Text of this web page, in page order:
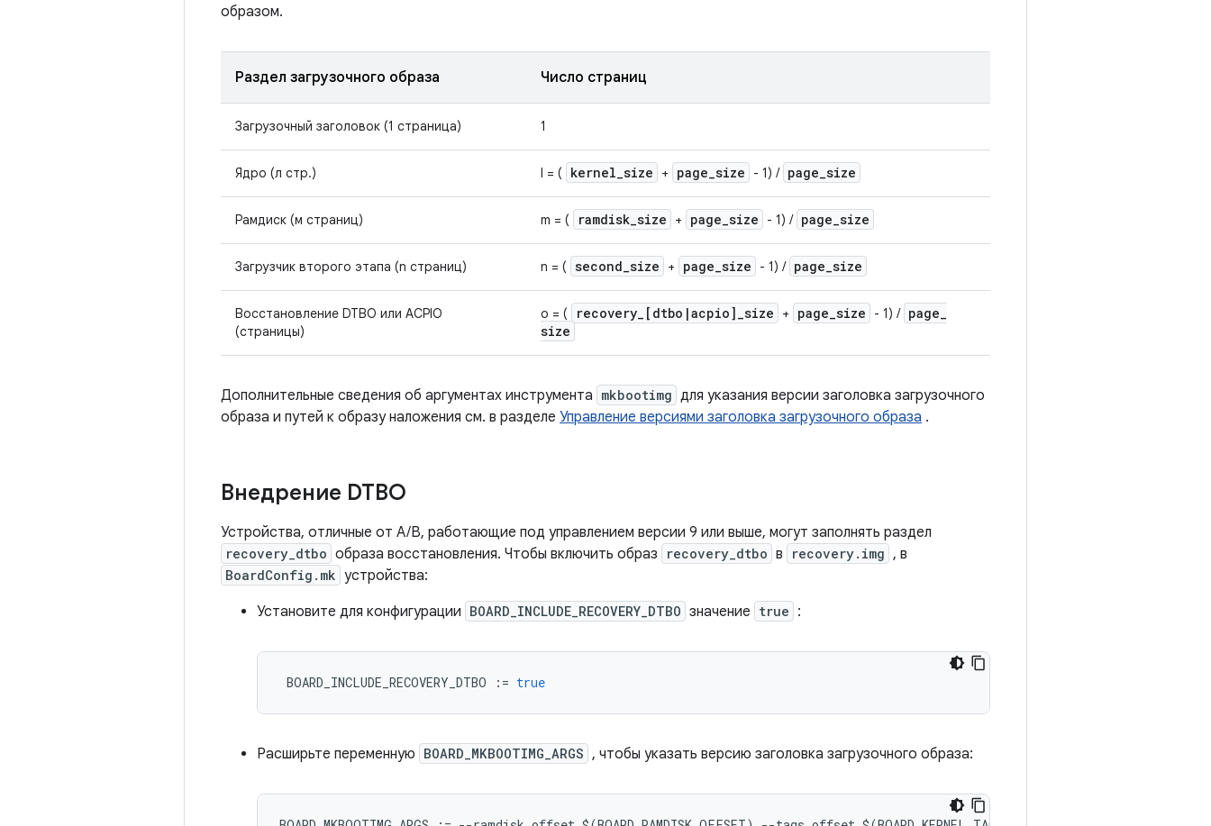
образом.
Раздел загрузочного образа Число страниц
Загрузочный заголовок (1 страница) 1
Ядро (л стр.) l = ( kernel_size + page_size - 1) / page_size
Рамдиск (м страниц) m = ( ramdisk_size + page_size - 1) / page_size
Загрузчик второго этапа (n страниц) n = ( second_size + page_size - 1) / page_size
Восстановление DTBO или ACPIO
(страницы)
o = ( recovery_ [dtbo |acpio]_size + page_size - 1) / page_
size
Дополнительные сведения об аргументах инструмента mkbootimg для указания версии заголовка загрузочного
образа и путей к образу наложения см. в разделе Управление версиями заголовка загрузочного образа .
Внедрение DTBO
Устройства, отличные от A/B, работающие под управлением версии 9 или выше, могут заполнять раздел
recovery_dtbo образа восстановления. Чтобы включить образ recovery_dtbo в recovery.img , в
BoardConfig.mk устройства:
Установите для конфигурации BOARD_INCLUDE_RECOVERY_DTBO значение true :
BOARD_INCLUDE_RECOVERY_DTBO := true
Расширьте переменную BOARD_MKBOOTIMG_ARGS , чтобы указать версию заголовка загрузочного образа: